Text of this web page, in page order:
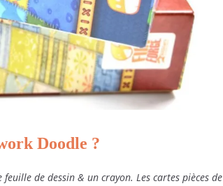
Doodle ?
de dessin & un crayon. Les cartes pièces de